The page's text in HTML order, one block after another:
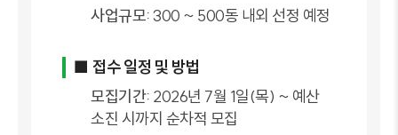
사업규모:300 ~ 500동 내외 선정 예정
■ 접수 일정 및 방법
모집기간: 2026년 7월 1일(목) ~ 예산
소진 시까지 순차적 모집